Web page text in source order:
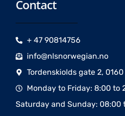
Contact
+ 47 90814756
info@nlsnorwegian.no
Tordenskiolds gate 2, 0160
Monday to Friday: 8:00 to
Saturday and Sunday: 08:00